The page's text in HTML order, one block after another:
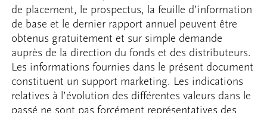
de placement, le prospectus, la feuille d’information
de base et le dernier rapport annuel peuvent être
obtenus gratuitement et sur simple demande
auprès de la direction du fonds et des distributeurs.
Les informations fournies dans le présent document
constituent un support marketing. Les indications
relatives à l’évolution des différentes valeurs dans le
passé ne sont pas forcément représentatives des